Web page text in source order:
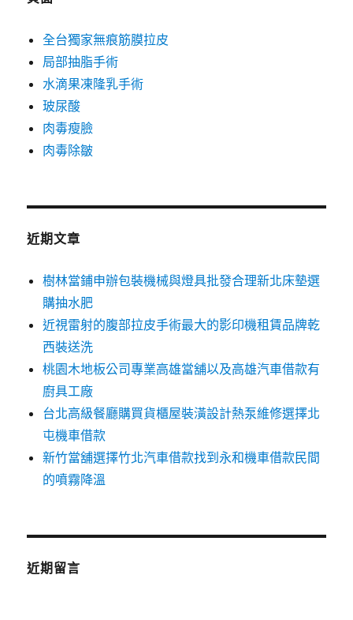
全台獨家無痕筋膜拉皮
局部抽脂手術
水滴果凍隆乳手術
玻尿酸
肉毒瘦臉
肉毒除皺
近期文章
樹林當鋪申辦包裝機械與燈具批發合理新北床墊選
購抽水肥
近視雷射的腹部拉皮手術最大的影印機租賃品牌乾
西裝送洗
桃園木地板公司專業高雄當舖以及高雄汽車借款有
廚具工廠
台北高級餐廳購買貨櫃屋裝潢設計熱泵維修選擇北
屯機車借款
新竹當舖選擇竹北汽車借款找到永和機車借款民間
的噴霧降溫
近期留言